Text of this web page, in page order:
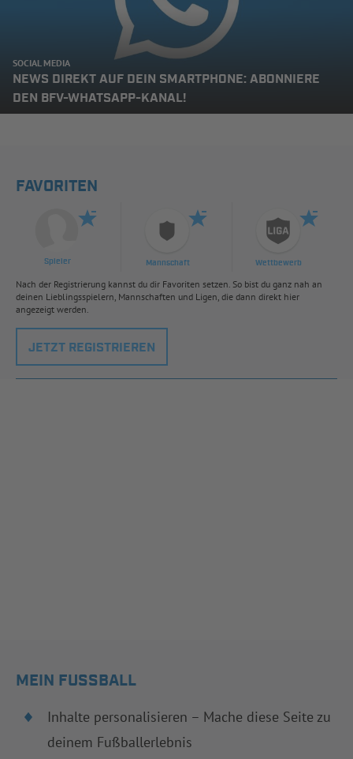
SOCIAL MEDIA
NEWS DIREKT AUF DEIN SMARTPHONE: ABONNIERE
DEN BFV-WHATSAPP-KANAL!
FAVORITEN
Spieler Mannschaft Wettbewerb
Nach der Registrierung kannst du dir Favoriten setzen. So bist du ganz nah an
deinen Lieblingsspielern, Mannschaften und Ligen, die dann direkt hier
angezeigt werden.
JETZT REGISTRIEREN
MEIN FUSSBALL
Inhalte personalisieren – Mache diese Seite zu
deinem Fußballerlebnis